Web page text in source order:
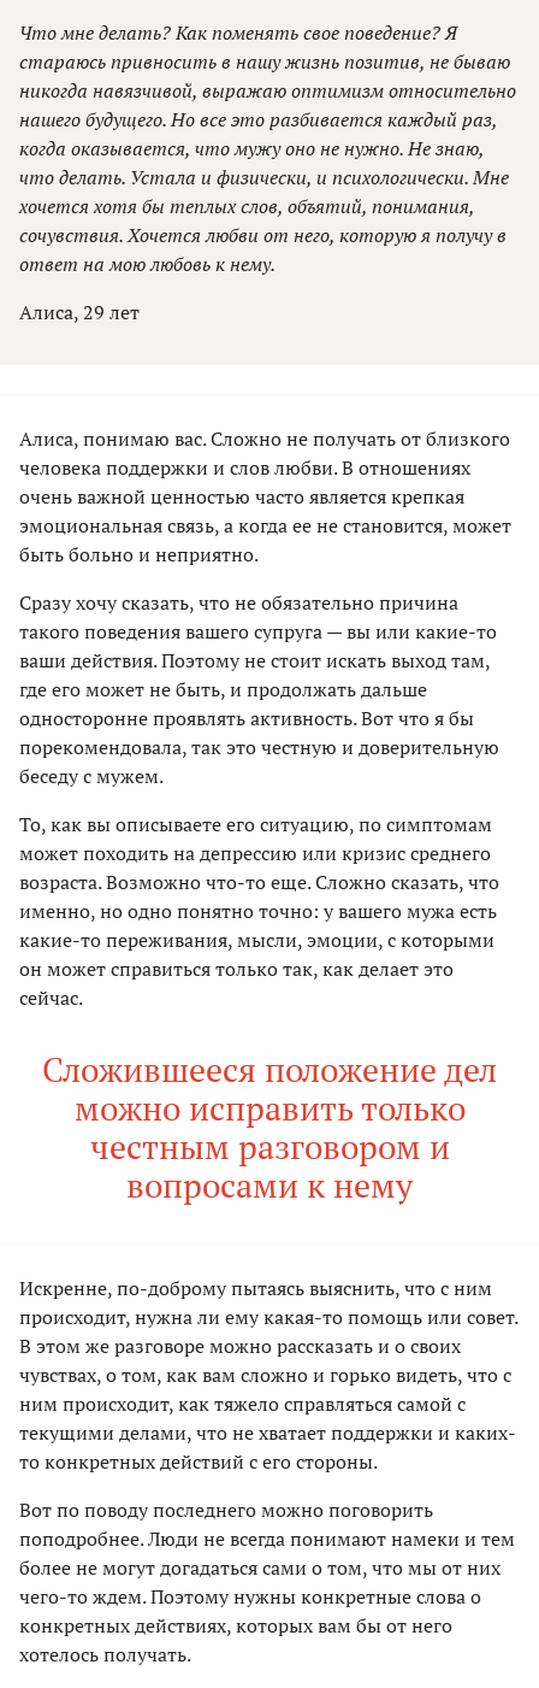
Что мне делать? Как поменять свое поведение? Я
стараюсь привносить в нашу жизнь позитив, не бываю
никогда навязчивой, выражаю оптимизм относительно
нашего будущего. Но все это разбивается каждый раз,
когда оказывается, что мужу оно не нужно. Не знаю,
что делать. Устала и физически, и психологически. Мне
хочется хотя бы теплых слов, объятий, понимания,
сочувствия. Хочется любви от него, которую я получу в
ответ на мою любовь к нему.
Алиса, 29 лет
Алиса, понимаю вас. Сложно не получать от близкого
человека поддержки и слов любви. В отношениях
очень важной ценностью часто является крепкая
эмоциональная связь, а когда ее не становится, может
быть больно и неприятно.
Сразу хочу сказать, что не обязательно причина
такого поведения вашего супруга — вы или какие-то
ваши действия. Поэтому не стоит искать выход там,
где его может не быть, и продолжать дальше
односторонне проявлять активность. Вот что я бы
порекомендовала, так это честную и доверительную
беседу с мужем.
То, как вы описываете его ситуацию, по симптомам
может походить на депрессию или кризис среднего
возраста. Возможно что-то еще. Сложно сказать, что
именно, но одно понятно точно: у вашего мужа есть
какие-то переживания, мысли, эмоции, с которыми
он может справиться только так, как делает это
сейчас.
Сложившееся положение дел
можно исправить только
честным разговором и
вопросами к нему
Искренне, по-доброму пытаясь выяснить, что с ним
происходит, нужна ли ему какая-то помощь или совет.
В этом же разговоре можно рассказать и о своих
чувствах, о том, как вам сложно и горько видеть, что с
ним происходит, как тяжело справляться самой с
текущими делами, что не хватает поддержки и каких-
то конкретных действий с его стороны.
Вот по поводу последнего можно поговорить
поподробнее. Люди не всегда понимают намеки и тем
более не могут догадаться сами о том, что мы от них
чего-то ждем. Поэтому нужны конкретные слова о
конкретных действиях, которых вам бы от него
хотелось получать.